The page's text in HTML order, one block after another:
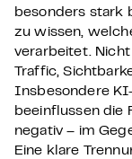
besonders stark
zu wissen,
verarbeitet.
Traffic,
Insbesondere
beeinflussen die
negativ – im
Eine klare